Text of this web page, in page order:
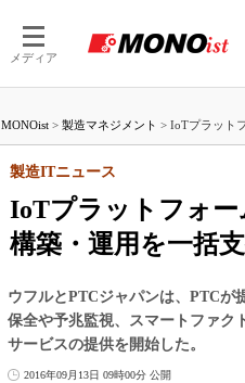
メディア
つなが
MONOist > 製造マネジメント > IoTプラット
IoTプラットフォー
構築・運用を一括
製造ITニュース
ウフルとPTCジャパンは、PTCが
保全や予兆監視、スマートファク
サービスの提供を開始した。
2016年09月13日 09時00分 公開